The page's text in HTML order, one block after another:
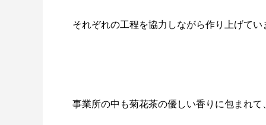
それぞれの工程を協力しながら作り上げて
事業所の中も菊花茶の優しい香りに包まれて